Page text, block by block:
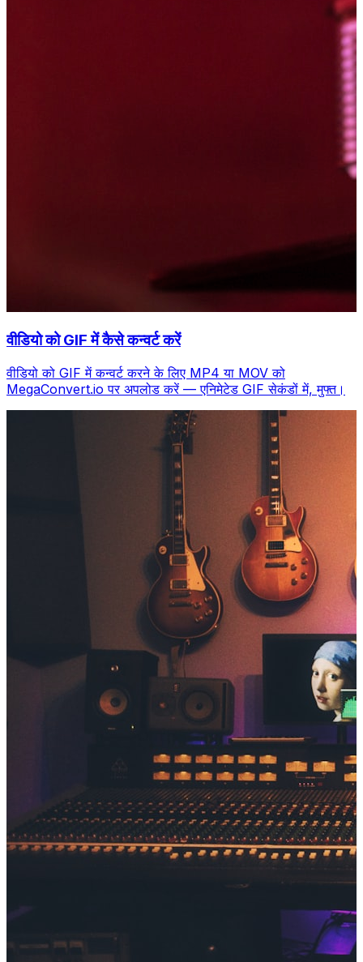
वीडियो को GIF में कैसे कन्वर्ट करें
वीडियो को GIF में कन्वर्ट करने के लिए MP4 या MOV को
MegaConvert.io पर अपलोड करें — एनिमेटेड GIF सेकंडों में, मुफ्त।